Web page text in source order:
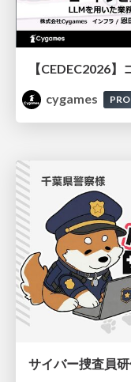
cygames
PRO
サイバー捜査員研